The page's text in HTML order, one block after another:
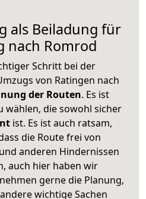
als Beiladung für
nach Romrod
Schritt bei der
von Ratingen nach
der Routen. Es ist
wählen, die sowohl sicher
ist. Es ist auch ratsam,
die Route frei von
anderen Hindernissen
auch hier haben wir
gerne die Planung,
wichtige Sachen